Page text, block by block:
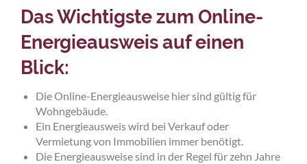
Das Wichtigste zum Online-
Energieausweis auf einen
Blick:
Die Online-Energieausweise hier sind gültig für
Wohngebäude.
Ein Energieausweis wird bei Verkauf oder
Vermietung von Immobilien immer benötigt.
Die Energieausweise sind in der Regel für zehn Jahre